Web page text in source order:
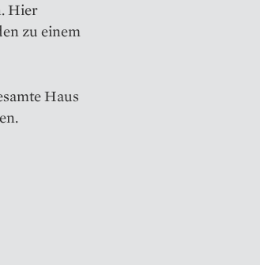
Hier
zu einem
Haus